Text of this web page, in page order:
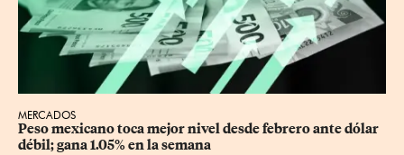
MERCADOS
Peso mexicano toca mejor nivel desde febrero ante dólar
débil; gana 1.05% en la semana